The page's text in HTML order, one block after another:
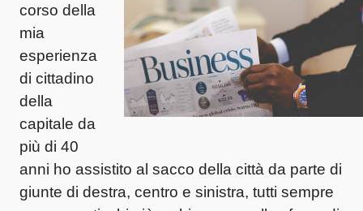
corso della
mia
esperienza
di cittadino
della
capitale da
più di 40
anni ho assistito al sacco della città da parte di
giunte di destra, centro e sinistra, tutti sempre